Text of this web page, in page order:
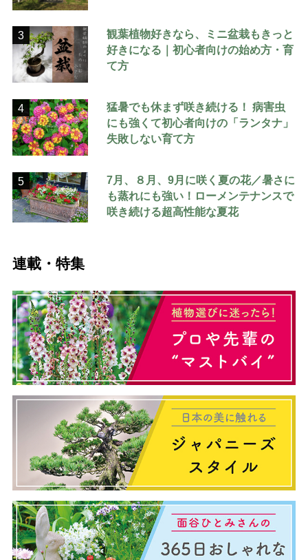
3
観葉植物好きなら、ミニ盆栽もきっと
好きになる｜初心者向けの始め方・育
て方
4
猛暑でも休まず咲き続ける！ 病害虫
にも強くて初心者向けの「ランタナ」
失敗しない育て方
5
7月、８月、9月に咲く夏の花／暑さに
も蒸れにも強い！ローメンテナンスで
咲き続ける超高性能な夏花
連載・特集